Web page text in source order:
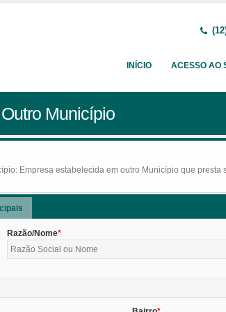
INÍCIO ACESSO AO
Município
Empresa estabelecida em outro Município que presta
Razão/Nome